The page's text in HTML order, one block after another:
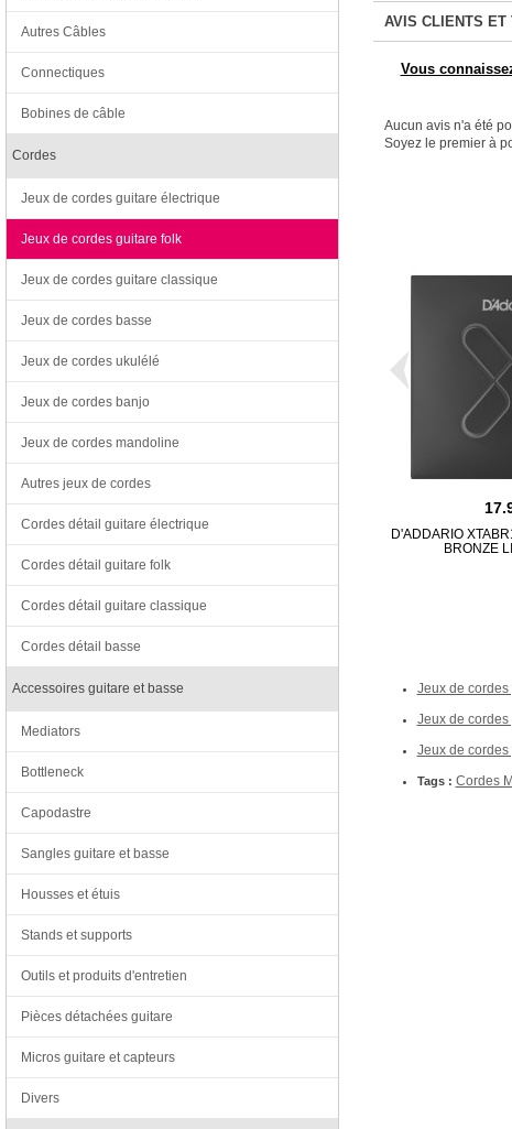
AVIS CLIENTS ET
Vous
Aucun avis n'a été
Soyez le premier à
D'ADDARIO
BRONZE
Jeux de
Jeux de
Jeux de cordes
Tags : Cordes
Autres Câbles
Connectiques
Bobines de câble
Cordes
Jeux de cordes guitare électrique
Jeux de cordes guitare folk
Jeux de cordes guitare classique
Jeux de cordes basse
Jeux de cordes ukulélé
Jeux de cordes banjo
Jeux de cordes mandoline
Autres jeux de cordes
Cordes détail guitare électrique
Cordes détail guitare folk
Cordes détail guitare classique
Cordes détail basse
Accessoires guitare et basse
Mediators
Bottleneck
Capodastre
Sangles guitare et basse
Housses et étuis
Stands et supports
Outils et produits d'entretien
Pièces détachées guitare
Micros guitare et capteurs
Divers